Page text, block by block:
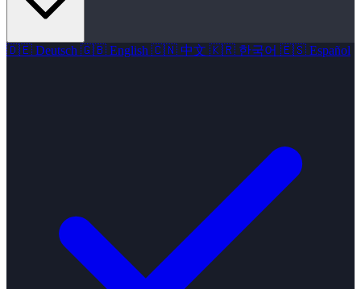
🇩🇪 Deutsch 🇬🇧 English 🇨🇳 中文 🇰🇷 한국어 🇪🇸 Español